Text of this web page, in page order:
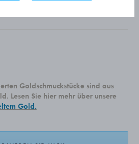
Goldschmuckstücke sind aus
Lesen Sie hier mehr über unsere
Gold.